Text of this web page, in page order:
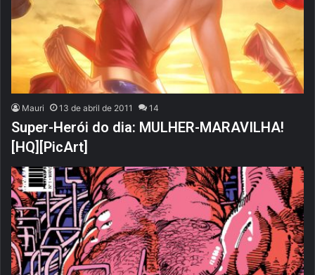
Mauri 13 de abril de 2011 14
Super-Herói do dia: MULHER-MARAVILHA!
[HQ][PicArt]